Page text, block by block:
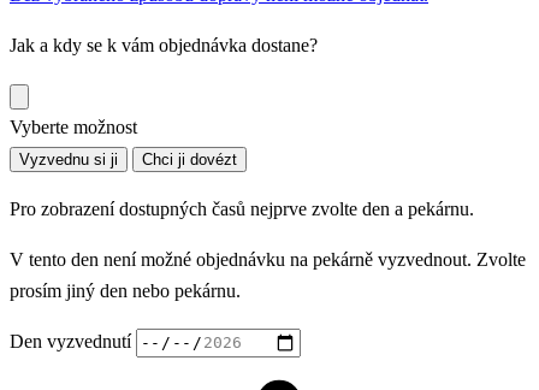
Jak a kdy se k vám objednávka dostane?
Vyberte možnost
Vyzvednu si ji Chci ji dovézt
Pro zobrazení dostupných časů nejprve zvolte den a pekárnu.
V tento den není možné objednávku na pekárně vyzvednout. Zvolte
prosím jiný den nebo pekárnu.
Den vyzvednutí